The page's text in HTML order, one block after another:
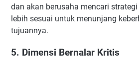
dan akan berusaha mencari
lebih sesuai untuk menunjang
tujuannya.
5. Dimensi Bernalar Kritis